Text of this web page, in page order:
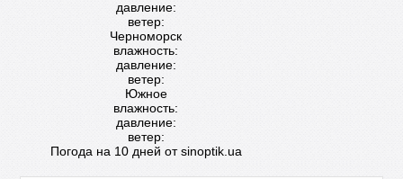
давление:
ветер:
Черноморск
влажность:
давление:
ветер:
Южное
влажность:
давление:
ветер:
Погода на 10 дней отsinoptik.ua